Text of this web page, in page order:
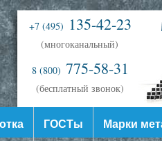
+7 (495) 135-42-23
(многоканальный)
8 (800) 775-58-31
(бесплатный звонок)
ГОСТы Марки